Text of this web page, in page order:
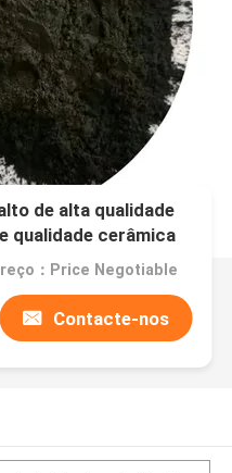
de alta qualidade
qualidade cerâmica
：Price Negotiable
Contacte-nos